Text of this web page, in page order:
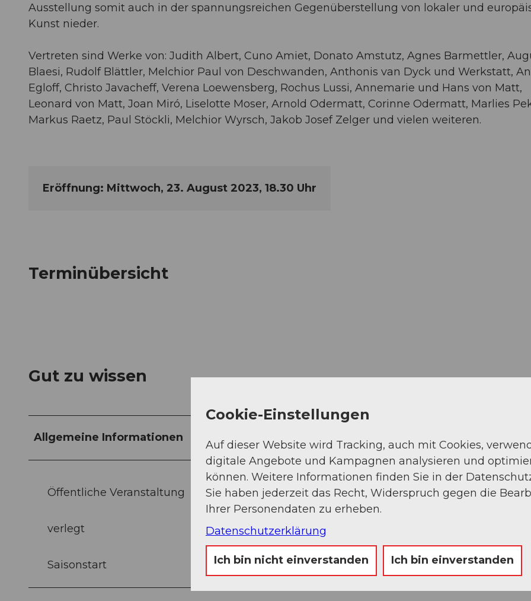
Ausstellung somit auch in der spannungsreichen Gegenüberstellung von lokaler und
Kunst nieder.
Vertreten sind Werke von: Judith Albert, Cuno Amiet, Donato Amstutz, Agnes Barmettler,
Blaesi, Rudolf Blättler, Melchior Paul von Deschwanden, Anthonis van Dyck und Werkstatt,
Egloff, Christo Javacheff, Verena Loewensberg, Rochus Lussi, Annemarie und Hans von Matt,
Leonard von Matt, Joan Miró, Liselotte Moser, Arnold Odermatt, Corinne Odermatt, Marlies
Markus Raetz, Paul Stöckli, Melchior Wyrsch, Jakob Josef Zelger und vielen weiteren.
Eröffnung: Mittwoch, 23. August 2023, 18.30 Uhr
Terminübersicht
Gut zu wissen
Allgemeine Informationen
Öffentliche Veranstaltung
verlegt
Saisonstart
Cookie-Einstellungen
Auf dieser Website wird Tracking, auch mit Cookies,
digitale Angebote und Kampagnen analysieren und
können. Weitere Informationen finden Sie in der
Sie haben jederzeit das Recht, Widerspruch gegen die
Ihrer Personendaten zu erheben.
Datenschutzerklärung
Ich bin nicht einverstanden Ich bin einverstanden